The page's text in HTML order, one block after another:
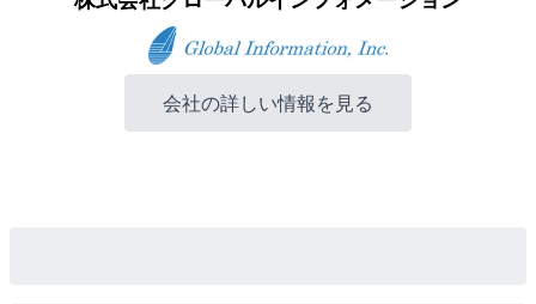
会社の詳しい情報を見る